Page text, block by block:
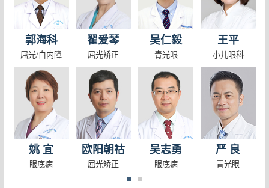
孩子为什么会近视？小儿眼科医生教你如何进行视力防控
上海儿童眼科医院医生：大家对角膜塑形镜的2个误解
上海小儿眼科医生：做好儿童青少年的近视防控，只需要这几点
上海小儿眼科医生呼吁：一定要在孩子18岁前把近视控制在600度
上海眼科医院：睡一觉醒来后，600度近视“消失”了！
上海和平眼科医院：孩子视力下降滑坡期，听听视光专家“近视
上海小儿眼科在线咨询医生：什么是“快散”和“慢散”，我们
近视矫正手术贵吗
早期白内障怎么办
近视眼手术安全吗? 近视眼手术安全保障是什么
哪些症状需要角膜移植
近视激光手术会不会穿击眼球呢？
准分子手术后会视力回退吗
眼睛近视激光好不好
郭海科
屈光/白内障
翟爱琴
屈光矫正
吴仁毅
青光眼
王平
小儿眼科
姚 宜
眼底病
欧阳朝祜
屈光矫正
吴志勇
眼底病
严 良
青光眼